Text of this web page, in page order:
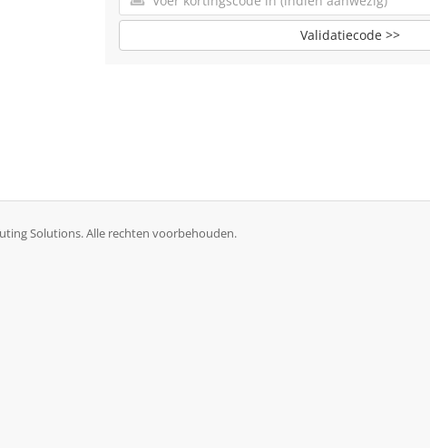
Validatiecode >>
Solutions. Alle rechten voorbehouden.